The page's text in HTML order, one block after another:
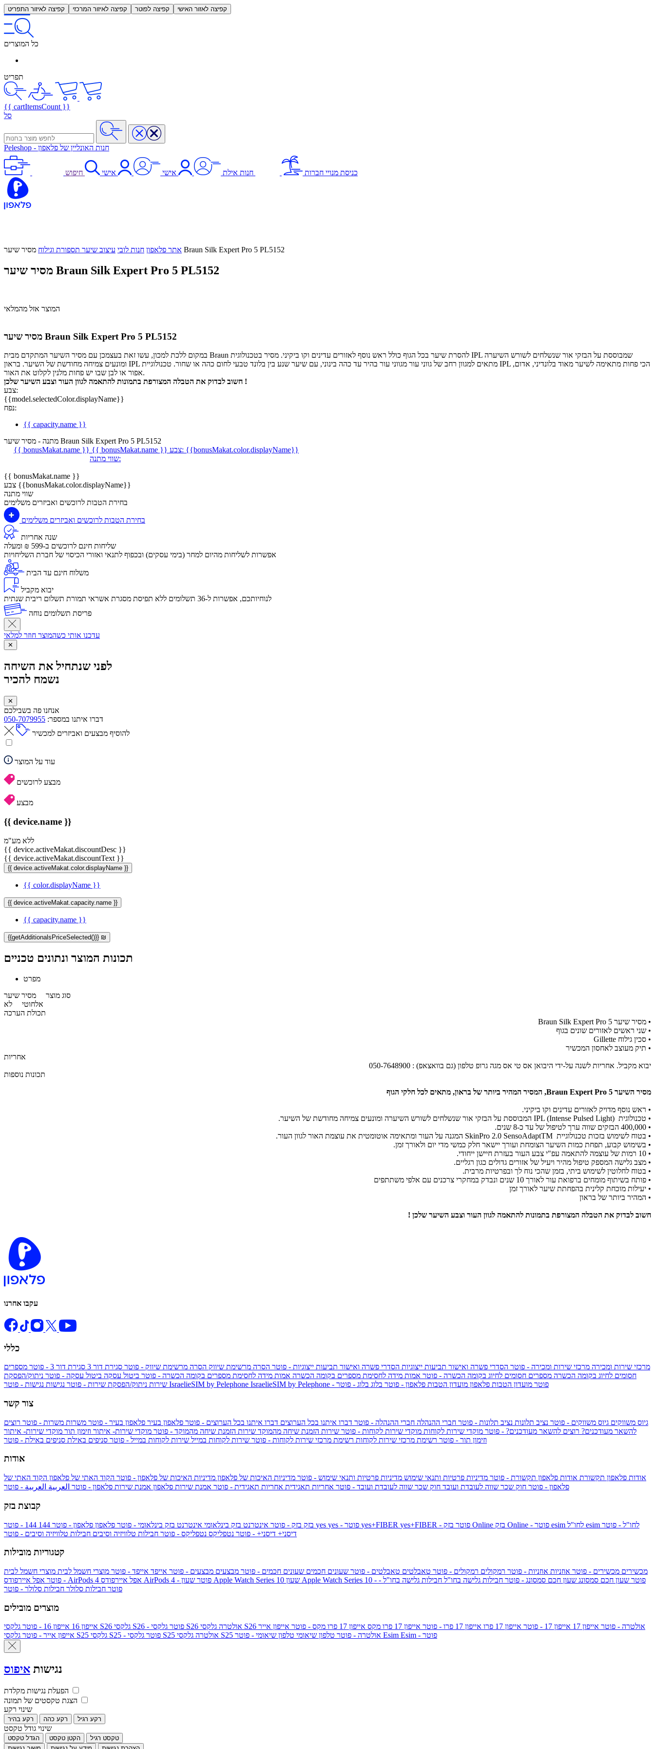
קפיצה לאיזור התפריט קפיצה לאיזור המרכזי קפיצה לפוטר קפיצה לאזור האישי
כל המוצרים
תפריט
{{ cartItemsCount }}
סל
Peleshop - חנות האונליין של פלאפון
כניסת מנויי חברות חנות אילת אישי אישי חיפוש
אתר פלאפון חנות לובי עיצוב שיער תספורת וגילוח מסיר שיער Braun Silk Expert Pro 5 PL5152
מסיר שיער Braun Silk Expert Pro 5 PL5152
המוצר אזל מהמלאי
מסיר שיער Braun Silk Expert Pro 5 PL5152
במקום ללכת למכון, עשו זאת בעצמכן עם מסיר השיער המתקדם מבית Braun להסרת שיער בכל הגוף כולל ראש נוסף לאזורים עדינים וקו ביקיני. מסיר בטכנולוגית IPL שמבוססת על הבזקי אור שנשלחים לשורש השיערה
ומונעים צמיחה מחודשת של השיער. בראון IPL מתאים למגוון רחב של גווני עור מגווני עור בהיר עד כהה בינוני, עם שיער שנע בין בלונד טבעי לחום כהה או שחור. טכנולוגיית IPL הכי פחות מתאימה לשיער מאוד בלונדיני, אדום,
אפור או לבן שבו יש פחות מלנין לקלוט את האור.
חשוב לבדוק את הטבלה המצורפת בתמונות להתאמה לגוון העור וצבע השיער שלכן !
צבע:
{{model.selectedColor.displayName}}
נפח:
{{ capacity.name }}
מתנה - מסיר שיער Braun Silk Expert Pro 5 PL5152
{{ bonusMakat.name }} {{ bonusMakat.name }} צבע: {{bonusMakat.color.displayName}}
שווי מתנה:
{{ bonusMakat.name }}
צבע {{bonusMakat.color.displayName}}
שווי מתנה
בחירת הטבות לרוכשים ואביזרים משלימים
בחירת הטבות לרוכשים ואביזרים משלימים
שנה אחריות
שליחות חינם לרוכשים ב-599 ₪ ומעלה
​אפשרות לשליחות מהיום למחר (בימי עסקים) ובכפוף לתנאי ואזורי הכיסוי של חברת השליחויות
משלוח חינם עד הבית
יבוא מקביל
לנוחיותכם, אפשרות ל-36 תשלומים ללא תפיסת מסגרת אשראי תמורת תשלום ריבית שנתית
פריסת תשלומים נוחה
עדכנו אותי כשהמוצר חוזר למלאי
✕
לפני שנתחיל את השיחה
נשמח להכיר
✕
אנחנו פה בשבילכם
דברו איתנו במספר: 050-7079955
להוסיף מבצעים ואביזרים למכשיר
עוד על המוצר
מבצע לרוכשים
מבצע
{{ device.name }}
ללא מע"מ
{{ device.activeMakat.discountDesc }}
{{ device.activeMakat.discountText }}
{{ device.activeMakat.color.displayName }}
{{ color.displayName }}
{{ device.activeMakat.capacity.name }}
{{ capacity.name }}
{{getAdditionalsPriceSelected()}} ₪
תכונות המוצר ונתונים טכניים
מפרט
סוג מוצר מסיר שיער
אלחוטי לא
תכולת הערכה
​• מסיר שיער Braun Silk Expert Pro 5
• שני ראשים לאזורים שונים בגוף
• סכין גילוח Gillette
• תיק מעוצב לאחסון המכשיר
אחריות
יבוא מקביל. אחריות לשנה על-ידי היבואן אס טי אס מגה גרופ טלפון (גם בוואצאפ) : 050-7648900
תכונות נוספות
מסיר השיער Braun Expert Pro 5, המסיר המהיר ביותר של בראון, מתאים לכל חלקי הגוף
• ראש נוסף מדויק לאזורים עדינים וקו ביקיני.
• טכנולוגית IPL (Intense Pulsed Light) המבוססת על הבזקי אור שנשלחים לשורש השיערה ומונעים צמיחה מחודשת של השיער.
• 400,000 הבזקים שווה ערך לטיפול של עד כ-8 שנים.
• בטוח לשימוש בזכות טכנולוגיית SkinPro 2.0 SensoAdaptTM המגנה על העור ומתאימה אוטומטית את עוצמת האור לגוון העור.
• בשימוש קבוע, תפחת כמות השיער הצומחת ועורך יישאר חלק כמשי מדי יום ולאורך זמן.
• 10 רמות של עוצמה להתאמה עפ"י צבע העור בעזרת חיישן ייחודי.
• מצב גלישה המספק טיפול מהיר ויעיל של אזורים גדולים כגון רגליים.
• בטוח לחלוטין לשימוש ביתי, בזמן שהכי נוח לך ובפרטיות מרבית.
• פותח בשיתוף מומחים ברפואת עור לאורך 10 שנים ונבדק במחקרי צרכנים עם אלפי משתתפים
• יעילות מוכחת קלינית בהפחתת שיער לאורך זמן
• המהיר ביותר של בראון
חשוב לבדוק את הטבלה המצורפת בתמונות להתאמה לגוון העור וצבע השיער שלכן !
עקבו אחרנו
כללי
מרכזי שירות ומכירה מרכזי שירות ומכירה - פוטר הסדרי פשרה ואישור תביעות ייצוגיות הסדרי פשרה ואישור תביעות ייצוגיות - פוטר הסרה מרשימת שיווק הסרה מרשימת שיווק - פוטר סגירת דור 3 סגירת דור 3 - פוטר
מספרים
חסומים לחיוג בקומה הכשרה מספרים חסומים לחיוג בקומה הכשרה - פוטר אמות מידה לחסימת מספרים בקומה הכשרה אמות מידה לחסימת מספרים בקומה הכשרה - פוטר ביטול עסקה ביטול עסקה - פוטר ניתוק/הפסקת
שירות ניתוק/הפסקת שירות - פוטר נגישות IsraelieSIM by Pelephone IsraelieSIM by Pelephone - פוטר מועדון הטבות פלאפון מועדון הטבות פלאפון - פוטר בלוג בלוג - פוטר
צור קשר
גיוס משווקים גיוס משווקים - פוטר נציב תלונות נציב תלונות - פוטר חברי ההנהלה חברי ההנהלה - פוטר דברו איתנו בכל הערוצים דברו איתנו בכל הערוצים - פוטר פלאפון בעיר פלאפון בעיר - פוטר משרות משרות - פוטר רוצים
להשאר מעודכנים? רוצים להשאר מעודכנים? - פוטר מוקדי שירות לקוחות מוקדי שירות לקוחות - פוטר שירות הזמנת שיחה מהמוקד שירות הזמנת שיחה מהמוקד - פוטר מוקדי שירות- איתור וזימון תור מוקדי שירות- איתור
וזימון תור - פוטר רשימת מרכזי שירות לקוחות רשימת מרכזי שירות לקוחות - פוטר שירות לקוחות במייל שירות לקוחות במייל - פוטר סניפים באילת סניפים באילת - פוטר
אודות
אודות פלאפון תקשורת אודות פלאפון תקשורת - פוטר מדיניות פרטיות ותנאי שימוש מדיניות פרטיות ותנאי שימוש - פוטר מדיניות האיכות של פלאפון מדיניות האיכות של פלאפון - פוטר הקוד האתי של פלאפון הקוד האתי של
פלאפון - פוטר חוק שכר שווה לעובדת ועובד חוק שכר שווה לעובדת ועובד - פוטר אחריות תאגידית אחריות תאגידית - פוטר אמנת שירות פלאפון אמנת שירות פלאפון - פוטר العربية العربية - פוטר
קבוצת בזק
בזק בזק - פוטר אינטרנט בזק בינלאומי אינטרנט בזק בינלאומי - פוטר פלאפון פלאפון - פוטר 144 yes yes+FIBER yes+FIBER - פוטר בזק Online
esim לחו"ל - פוטר
דיסני+ דיסני+ - פוטר נטפליקס נטפליקס - פוטר חבילות טלוויזיה וסיבים חבילות טלוויזיה וסיבים - פוטר
קטגוריות מובילות
מכשירים מכשירים - פוטר אוזניות אוזניות - פוטר רמקולים רמקולים - פוטר טאבלטים טאבלטים - פוטר שעונים חכמים שעונים חכמים - פוטר מבצעים מבצעים - פוטר אייפד אייפד - פוטר מוצרי חשמל לבית מוצרי חשמל לבית
- פוטר אפל איירפודס AirPods 4 אפל איירפודס AirPods 4 - פוטר שעון Apple Watch Series 10 שעון Apple Watch Series 10 - פוטר שעון חכם סמסונג שעון חכם סמסונג - פוטר חבילות גלישה בחו"ל חבילות גלישה בחו"ל -
פוטר חבילות סלולר חבילות סלולר - פוטר
מוצרים מובילים
אייפון 16 אייפון 16 - פוטר גלקסי S26 גלקסי S26 - פוטר גלקסי S26 אולטרה גלקסי S26 אולטרה - פוטר אייפון 17 אייפון 17 - פוטר אייפון 17 פרו אייפון 17 פרו - פוטר אייפון 17 פרו מקס אייפון 17 פרו מקס - פוטר
אייפון אייר
אייפון אייר - פוטר גלקסי S25 גלקסי S25 - פוטר גלקסי S25 אולטרה גלקסי S25 אולטרה - פוטר טלפון שיאומי Esim Esim - פוטר
נגישות איפוס
הפעלת נגישות מקלדת
הצגת טקסטים של תמונה
שינוי רקע
רקע בהיר רקע כהה רקע רגיל
שינוי גודל טקסט
הגדל טקסט הקטן טקסט
טקסט רגיל